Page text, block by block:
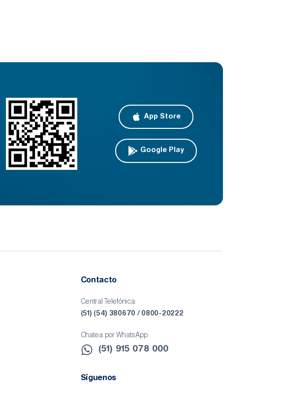
App Store
Google Play
Contacto
Central Telefónica:
(51) (54) 380670 / 0800-20222
Chatea por WhatsApp
(51) 915 078 000​
Síguenos